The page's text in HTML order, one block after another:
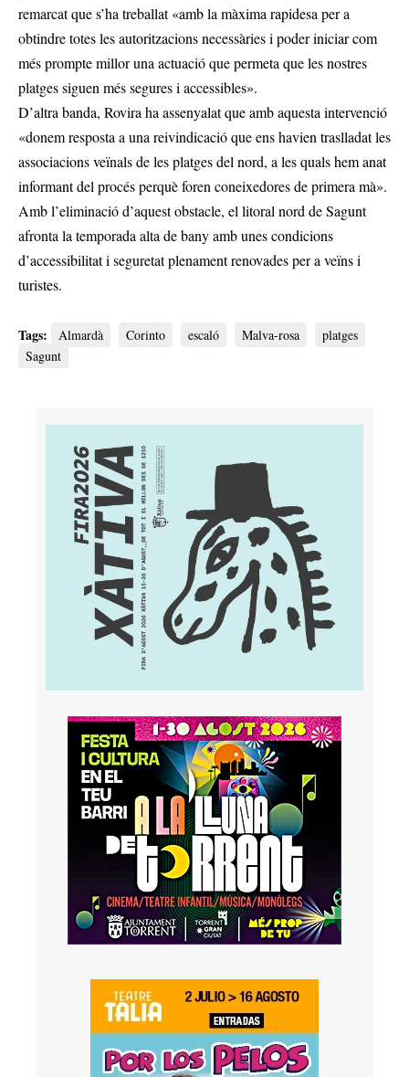
remarcat que s’ha treballat «amb la màxima rapidesa per a
obtindre totes les autoritzacions necessàries i poder iniciar com
més prompte millor una actuació que permeta que les nostres
platges siguen més segures i accessibles».
D’altra banda, Rovira ha assenyalat que amb aquesta intervenció
«donem resposta a una reivindicació que ens havien traslladat les
associacions veïnals de les platges del nord, a les quals hem anat
informant del procés perquè foren coneixedores de primera mà».
Amb l’eliminació d’aquest obstacle, el litoral nord de Sagunt
afronta la temporada alta de bany amb unes condicions
d’accessibilitat i seguretat plenament renovades per a veïns i
turistes.
Tags: Almardà Corinto escaló Malva-rosa
platges
Sagunt